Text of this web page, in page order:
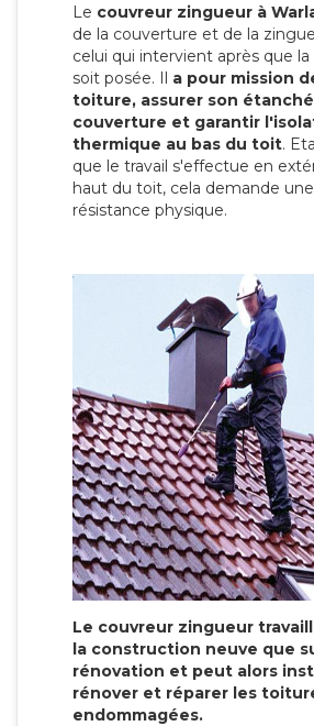
Le couvreur zingueur à
de la couverture et de la
celui qui intervient après que
soit posée. Il a pour mission
toiture, assurer son
couverture et garantir
thermique au bas du toit.
que le travail s'effectue en
haut du toit, cela demande
résistance physique.
Le couvreur zingueur
la construction neuve que
rénovation et peut alors
rénover et réparer les
endommagées.